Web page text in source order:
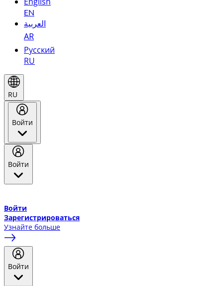
EN
العربية
AR
Русский
RU
RU
Войти
Войти
Войти
Зарегистрироваться
Узнайте больше
Войти